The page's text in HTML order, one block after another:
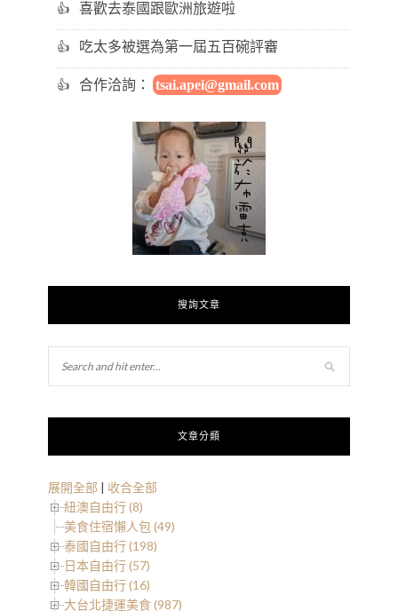
喜歡去泰國跟歐洲旅遊啦
吃太多被選為第一屆五百碗評審
合作洽詢： tsai.apei@gmail.com
搜詢文章
文章分類
展開全部 | 收合全部
紐澳自由行 (8)
美食住宿懶人包 (49)
泰國自由行 (198)
日本自由行 (57)
韓國自由行 (16)
大台北捷運美食 (987)